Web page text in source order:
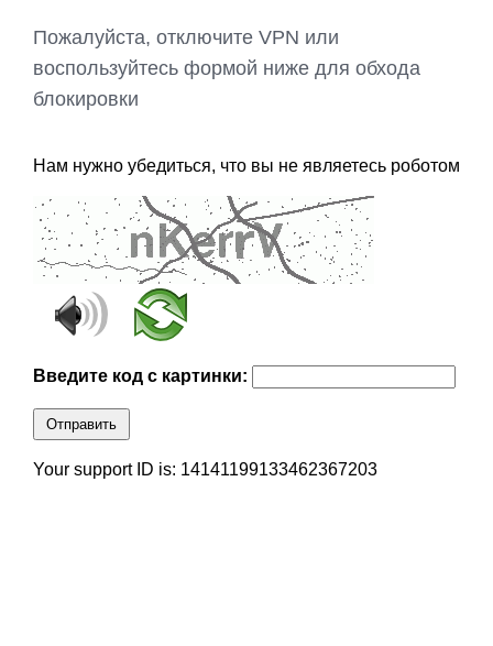
Пожалуйста, отключите VPN или
воспользуйтесь формой ниже для обхода
блокировки
Нам нужно убедиться, что вы не являетесь роботом
Введите код с картинки:
Отправить
Your support ID is: 14141199133462367203